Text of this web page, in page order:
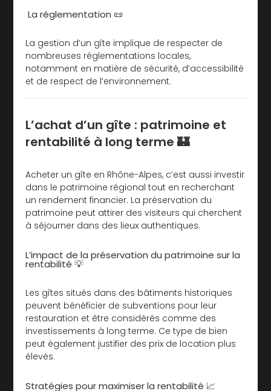
La réglementation 📜
La gestion d’un gîte implique de respecter de
nombreuses réglementations locales,
notamment en matière de sécurité, d’accessibilité
et de respect de l’environnement.
L’achat d’un gîte : patrimoine et
rentabilité à long terme 🏰
Acheter un gîte en Rhône-Alpes, c’est aussi investir
dans le patrimoine régional tout en recherchant
un rendement financier. La préservation du
patrimoine peut attirer des visiteurs qui cherchent
à séjourner dans des lieux authentiques.
L’impact de la préservation du patrimoine sur la
rentabilité 💡
Les gîtes situés dans des bâtiments historiques
peuvent bénéficier de subventions pour leur
restauration et être considérés comme des
investissements à long terme. Ce type de bien
peut également justifier des prix de location plus
élevés.
Stratégies pour maximiser la rentabilité 📈